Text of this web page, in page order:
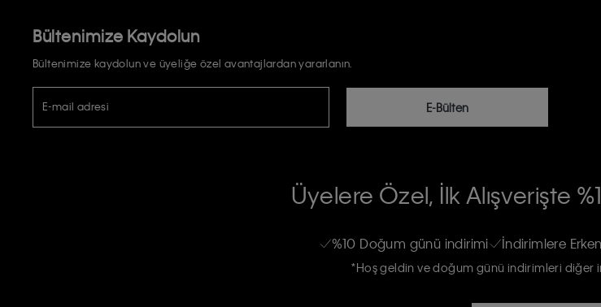
Bültenimize Kaydolun
Bültenimize kaydolun ve üyeliğe özel avantajlardan yararlanın.
E-mail adresi E-Bülten
Calvin Klein e-bültenine abone olarak, kişisel verilerimin Calvin Klein tarafına gönderileceğinin ve güncel ürün,
Üyelere Özel, İlk Alışverişte
%10 Doğum günü indirimi İndirimlere
*Hoş geldin ve doğum günü indirimleri diğer